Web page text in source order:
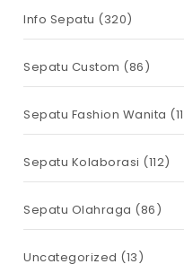
Info Sepatu (320)
Sepatu Custom (86)
Sepatu Fashion Wanita
Sepatu Kolaborasi (112)
Sepatu Olahraga (86)
Uncategorized (13)